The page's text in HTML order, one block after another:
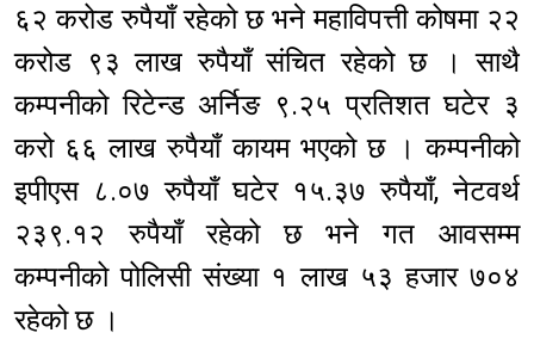
६२ करोड रुपैयाँ रहेको छ भने महाविपत्ती कोषमा २२
करोड ९३ लाख रुपैयाँ संचित रहेको छ । साथै
कम्पनीको रिटेन्ड अर्निङ ९.२५ प्रतिशत घटेर ३
करो ६६ लाख रुपैयाँ कायम भएको छ । कम्पनीको
इपीएस ८.०७ रुपैयाँ घटेर १५.३७ रुपैयाँ, नेटवर्थ
२३९.१२ रुपैयाँ रहेको छ भने गत आवसम्म
कम्पनीको पोलिसी संख्या १ लाख ५३ हजार ७०४
रहेको छ ।